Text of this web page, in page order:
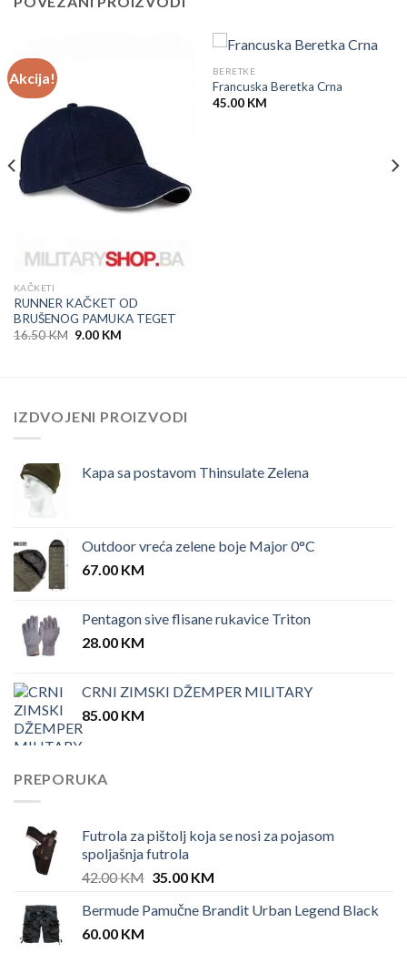
Akcija!
KAČKETI
RUNNER KAČKET OD
BRUŠENOG PAMUKA TEGET
16.50KM Original
9.00 KMCurrent
BERETKE
Francuska Beretka Crna
45.00 KM
IZDVOJENI PROIZVODI
Kapa sa postavom Thinsulate Zelena
Outdoor vreća zelene boje Major 0°C
67.00 KM
Pentagon sive flisane rukavice Triton
28.00 KM
CRNI ZIMSKI DŽEMPER MILITARY
85.00 KM
PREPORUKA
Futrola za pištolj koja se nosi za pojasom
spoljašnja futrola
42.00KM Original
was:
35.00 KMCurrent
is:
Bermude Pamučne Brandit Urban Legend Black
60.00 KM